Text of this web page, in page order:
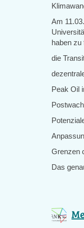
Am
haben zu
die
Peak Oil
Grenzen
Das